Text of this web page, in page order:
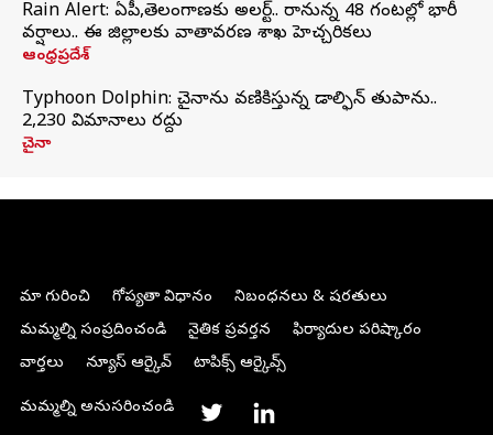
Rain Alert: ఏపీ,తెలంగాణకు అలర్ట్.. రానున్న 48 గంటల్లో భారీ
వర్షాలు.. ఈ జిల్లాలకు వాతావరణ శాఖ హెచ్చరికలు
ఆంధ్రప్రదేశ్
Typhoon Dolphin: చైనాను వణికిస్తున్న డాల్ఫిన్‌ తుపాను..
2,230 విమానాలు రద్దు
చైనా
మా గురించి గోప్యతా విధానం
నిబంధనలు & షరతులు
మమ్మల్ని సంప్రదించండి
నైతిక ప్రవర్తన
ఫిర్యాదుల పరిష్కారం
వార్తలు
న్యూస్ ఆర్కైవ్ టాపిక్స్ ఆర్కైవ్స్
మమ్మల్ని అనుసరించండి